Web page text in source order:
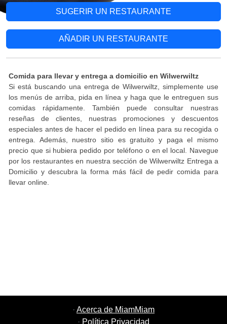
SUGERIR UN RESTAURANTE
AÑADIR UN RESTAURANTE
Comida para llevar y entrega a domicilio en Wilwerwiltz
Si está buscando una entrega de Wilwerwiltz, simplemente use
los menús de arriba, pida en línea y haga que le entreguen sus
comidas rápidamente. También puede consultar nuestras
reseñas de clientes, nuestras promociones y descuentos
especiales antes de hacer el pedido en línea para su recogida o
entrega. Además, nuestro sitio es gratuito y paga el mismo
precio que si hubiera pedido por teléfono o en el local. Navegue
por los restaurantes en nuestra sección de Wilwerwiltz Entrega a
Domicilio y descubra la forma más fácil de pedir comida para
llevar online.
· Acerca de MiamMiam
· Política Privacidad